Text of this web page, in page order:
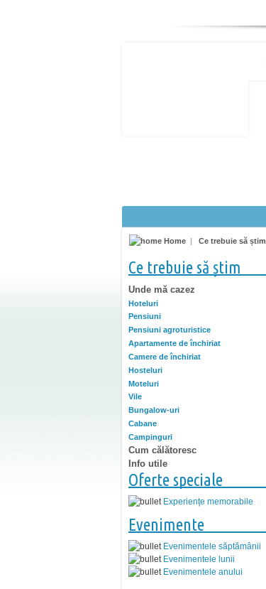
Home | Ce trebuie să știm
Ce trebuie să știm
Unde mă cazez
Hoteluri
Pensiuni
Pensiuni agroturistice
Apartamente de închiriat
Camere de închiriat
Hosteluri
Moteluri
Vile
Bungalow-uri
Cabane
Campinguri
Cum călătoresc
Info utile
Oferte speciale
Experiențe memorabile
Evenimente
Evenimentele săptămânii
Evenimentele lunii
Evenimentele anului